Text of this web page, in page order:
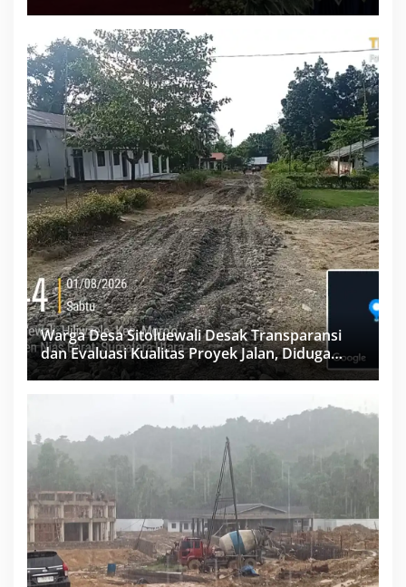
Warga Desa Sitoluewali Desak Transparansi
dan Evaluasi Kualitas Proyek Jalan, Diduga
Minim Informasi